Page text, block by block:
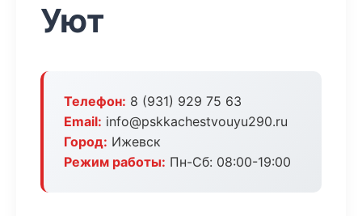
Уют
Телефон: 8 (931) 929 75 63
Email: info@pskkachestvouyu290.ru
Город: Ижевск
Режим работы: Пн-Сб: 08:00-19:00